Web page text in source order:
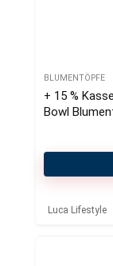
BLUMENTÖPFE
+ 15 %
Bowl
Luca Lifestyle